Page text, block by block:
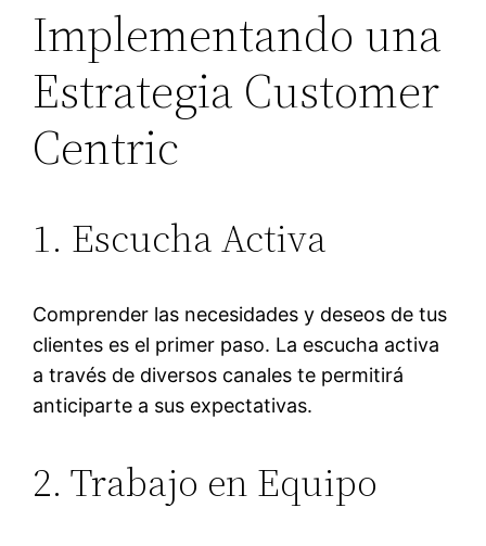
Implementando una
Estrategia Customer
Centric
1. Escucha Activa
Comprender las necesidades y deseos de tus
clientes es el primer paso. La escucha activa
a través de diversos canales te permitirá
anticiparte a sus expectativas.
2. Trabajo en Equipo